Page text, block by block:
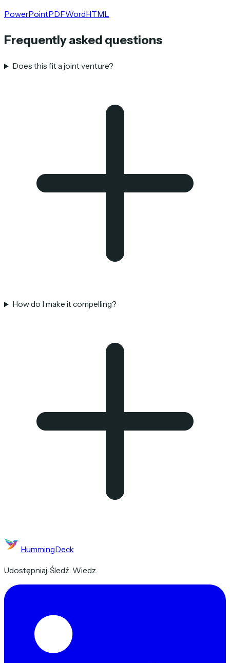
PowerPointPDFWordHTML
Frequently asked questions
Does this fit a joint venture?
How do I make it compelling?
HummingDeck
Udostępniaj. Śledź. Wiedz.